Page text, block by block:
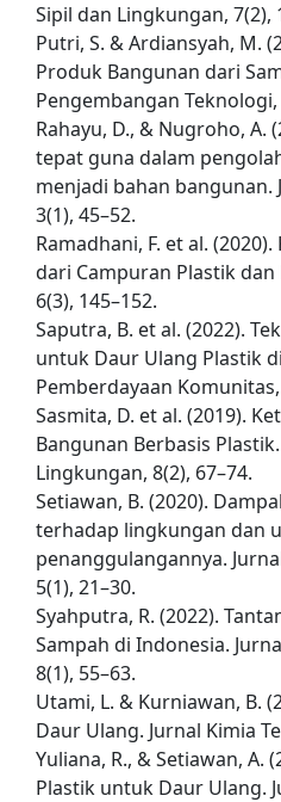
Sipil dan Lingkungan, 7(2),
Putri, S. & Ardiansyah, M.
Produk Bangunan dari
Pengembangan Teknologi,
Rahayu, D., & Nugroho, A.
tepat guna dalam
menjadi bahan bangunan.
3(1), 45–52.
Ramadhani, F. et al.
dari Campuran Plastik dan
6(3), 145–152.
Saputra, B. et al. (2022).
untuk Daur Ulang Plastik
Pemberdayaan Komunitas,
Sasmita, D. et al. (2019).
Bangunan Berbasis
Lingkungan, 8(2), 67–74.
Setiawan, B. (2020).
terhadap lingkungan dan
penanggulangannya.
5(1), 21–30.
Syahputra, R. (2022).
Sampah di Indonesia.
8(1), 55–63.
Utami, L. & Kurniawan, B.
Daur Ulang. Jurnal Kimia
Yuliana, R., & Setiawan, A.
Plastik untuk Daur Ulang.